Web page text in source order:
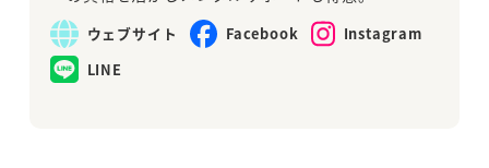
ウェブサイト Facebook
Instagram
LINE